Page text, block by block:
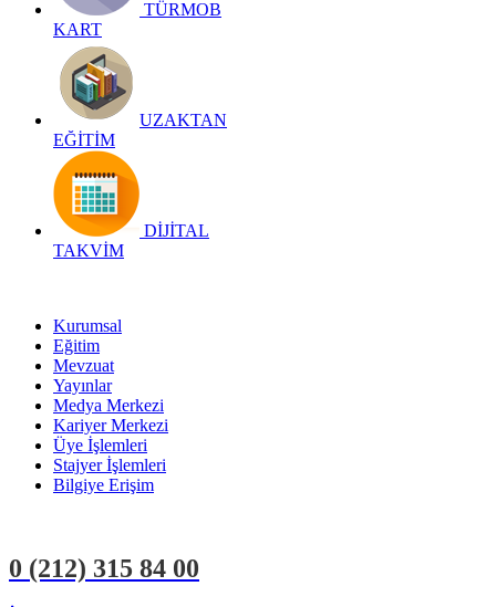
TÜRMOB
KART
UZAKTAN
EĞİTİM
DİJİTAL
TAKVİM
Kurumsal
Eğitim
Mevzuat
Yayınlar
Medya Merkezi
Kariyer Merkezi
Üye İşlemleri
Stajyer İşlemleri
Bilgiye Erişim
0 (212) 315 84 00